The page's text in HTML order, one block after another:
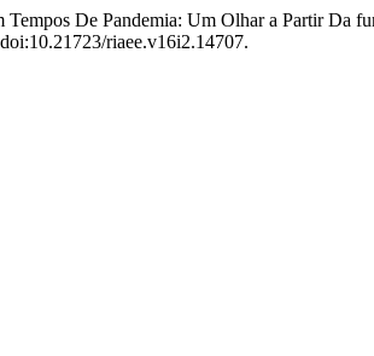
De Pandemia: Um Olhar a Partir Da
riaee.v16i2.14707.